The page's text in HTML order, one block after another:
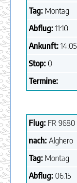
Tag: Montag
Abflug: 11:10
Ankunft: 14:05
Stop: 0
Termine:
Flug: FR 9680
nach: Alghero
Tag: Montag
Abflug: 06:15